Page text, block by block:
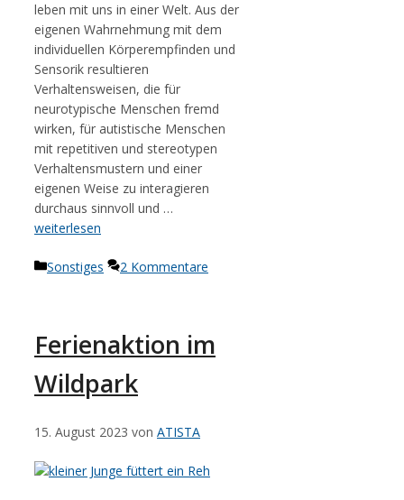
leben mit uns in einer Welt. Aus der
eigenen Wahrnehmung mit dem
individuellen Körperempfinden und
Sensorik resultieren
Verhaltensweisen, die für
neurotypische Menschen fremd
wirken, für autistische Menschen
mit repetitiven und stereotypen
Verhaltensmustern und einer
eigenen Weise zu interagieren
durchaus sinnvoll und …
weiterlesen
Kategorien
Sonstiges 2 Kommentare
Ferienaktion im
Wildpark
15. August 2023 von ATISTA